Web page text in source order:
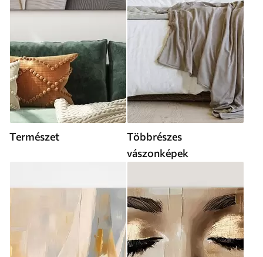
Természet
Többrészes
vászonképek